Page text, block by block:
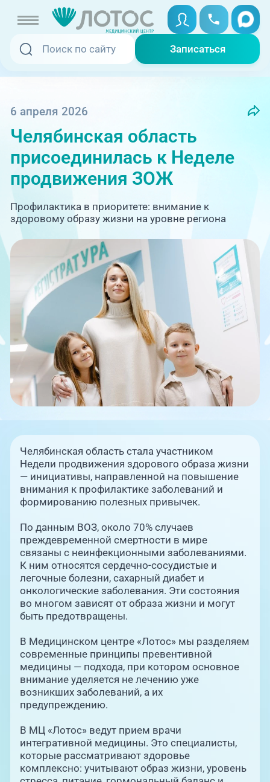
Записаться
Записаться
Специалисты
Отзывы
Адреса клиник
О клинике
Блог врачей
Новости
Пациентам
+7 (351) 220-00-03
Записаться онлайн
Вызвать скорую
Медицина на дому
+7 (351) 220-00-03
Единая справочная служба,
запись на прием
+7 (351) 220-03-03
Центр амбулаторной
онкологической помощи
+7 (7142) 927-003
Справочный телефон для
жителей Казахстана
6 апреля 2026
Челябинская область
присоединилась к Неделе
продвижения ЗОЖ
Профилактика в приоритете: внимание к
здоровому образу жизни на уровне региона
Челябинская область стала участником
Недели продвижения здорового образа жизни
— инициативы, направленной на повышение
внимания к профилактике заболеваний и
формированию полезных привычек.
По данным ВОЗ, около 70% случаев
преждевременной смертности в мире
связаны с неинфекционными заболеваниями.
К ним относятся сердечно-сосудистые и
легочные болезни, сахарный диабет и
онкологические заболевания. Эти состояния
во многом зависят от образа жизни и могут
быть предотвращены.
В Медицинском центре «Лотос» мы разделяем
современные принципы превентивной
медицины — подхода, при котором основное
внимание уделяется не лечению уже
возникших заболеваний, а их
предупреждению.
В МЦ «Лотос» ведут прием врачи
интегративной медицины. Это специалисты,
которые рассматривают здоровье
комплексно: учитывают образ жизни, уровень